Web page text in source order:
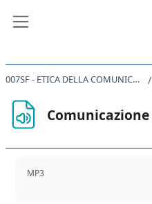
007SF - ETICA DELLA COMUNICAZIONE 2019
MP3